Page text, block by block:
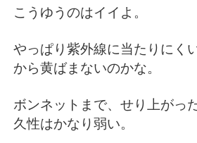
こうゆうのはイイよ。
やっぱり紫外線に当たりにく
から黄ばまないのかな。
ボンネットまで、せり上がっ
久性はかなり弱い。